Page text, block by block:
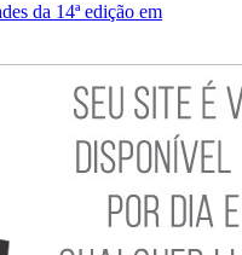
da 14ª edição em